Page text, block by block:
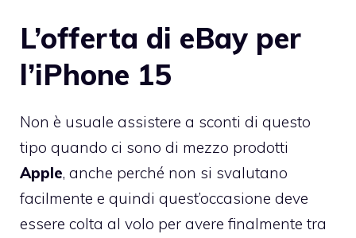
L’offerta di eBay per
l’iPhone 15
Non è usuale assistere a sconti di questo
tipo quando ci sono di mezzo prodotti
Apple, anche perché non si svalutano
facilmente e quindi quest’occasione deve
essere colta al volo per avere finalmente tra